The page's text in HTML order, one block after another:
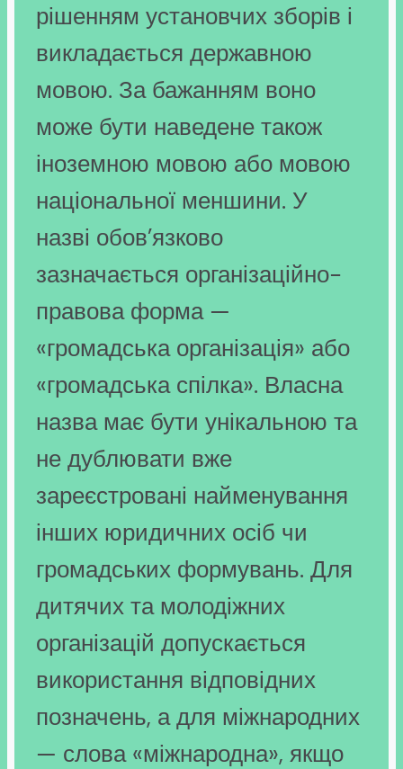
рішенням установчих зборів і
викладається державною
мовою. За бажанням воно
може бути наведене також
іноземною мовою або мовою
національної меншини. У
назві обов’язково
зазначається організаційно-
правова форма —
«громадська організація» або
«громадська спілка». Власна
назва має бути унікальною та
не дублювати вже
зареєстровані найменування
інших юридичних осіб чи
громадських формувань. Для
дитячих та молодіжних
організацій допускається
використання відповідних
позначень, а для міжнародних
— слова «міжнародна», якщо